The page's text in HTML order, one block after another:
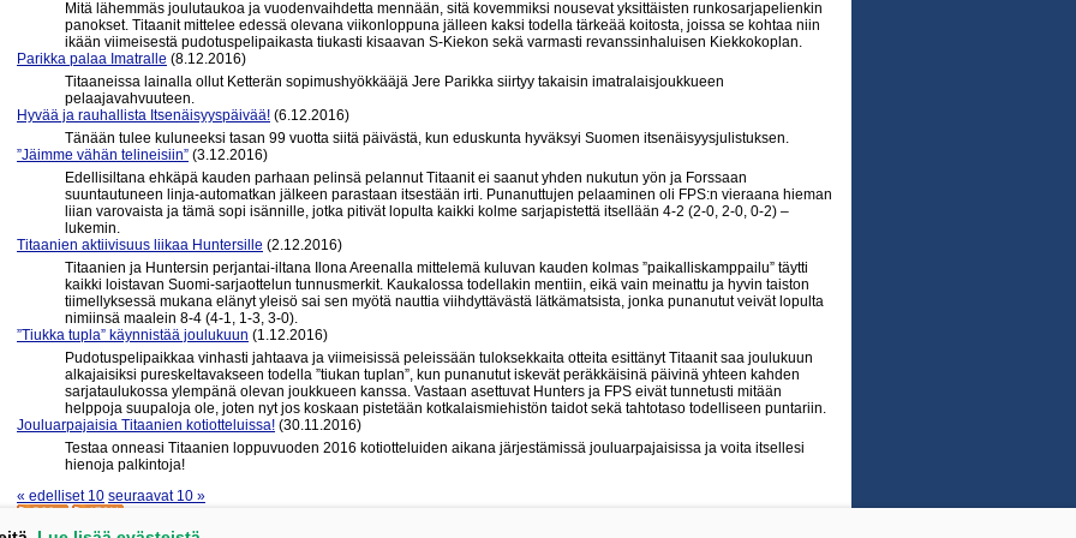
Mitä lähemmäs joulutaukoa ja vuodenvaihdetta mennään, sitä kovemmiksi nousevat yksittäisten runkosarjapelienkin
panokset. Titaanit mittelee edessä olevana viikonloppuna jälleen kaksi todella tärkeää koitosta, joissa se kohtaa niin
ikään viimeisestä pudotuspelipaikasta tiukasti kisaavan S-Kiekon sekä varmasti revanssinhaluisen Kiekkokoplan.
Parikka palaa Imatralle (8.12.2016)
Titaaneissa lainalla ollut Ketterän sopimushyökkääjä Jere Parikka siirtyy takaisin imatralaisjoukkueen
pelaajavahvuuteen.
Hyvää ja rauhallista Itsenäisyyspäivää! (6.12.2016)
Tänään tulee kuluneeksi tasan 99 vuotta siitä päivästä, kun eduskunta hyväksyi Suomen itsenäisyysjulistuksen.
”Jäimme vähän telineisiin” (3.12.2016)
Edellisiltana ehkäpä kauden parhaan pelinsä pelannut Titaanit ei saanut yhden nukutun yön ja Forssaan
suuntautuneen linja-automatkan jälkeen parastaan itsestään irti. Punanuttujen pelaaminen oli FPS:n vieraana hieman
liian varovaista ja tämä sopi isännille, jotka pitivät lopulta kaikki kolme sarjapistettä itsellään 4-2 (2-0, 2-0, 0-2) –
lukemin.
Titaanien aktiivisuus liikaa Huntersille (2.12.2016)
Titaanien ja Huntersin perjantai-iltana Ilona Areenalla mittelemä kuluvan kauden kolmas ”paikalliskamppailu” täytti
kaikki loistavan Suomi-sarjaottelun tunnusmerkit. Kaukalossa todellakin mentiin, eikä vain meinattu ja hyvin taiston
tiimellyksessä mukana elänyt yleisö sai sen myötä nauttia viihdyttävästä lätkämatsista, jonka punanutut veivät lopulta
nimiinsä maalein 8-4 (4-1, 1-3, 3-0).
”Tiukka tupla” käynnistää joulukuun (1.12.2016)
Pudotuspelipaikkaa vinhasti jahtaava ja viimeisissä peleissään tuloksekkaita otteita esittänyt Titaanit saa joulukuun
alkajaisiksi pureskeltavakseen todella ”tiukan tuplan”, kun punanutut iskevät peräkkäisinä päivinä yhteen kahden
sarjataulukossa ylempänä olevan joukkueen kanssa. Vastaan asettuvat Hunters ja FPS eivät tunnetusti mitään
helppoja suupaloja ole, joten nyt jos koskaan pistetään kotkalaismiehistön taidot sekä tahtotaso todelliseen puntariin.
Jouluarpajaisia Titaanien kotiotteluissa! (30.11.2016)
Testaa onneasi Titaanien loppuvuoden 2016 kotiotteluiden aikana järjestämissä jouluarpajaisissa ja voita itsellesi
hienoja palkintoja!
« edelliset 10 seuraavat 10 »